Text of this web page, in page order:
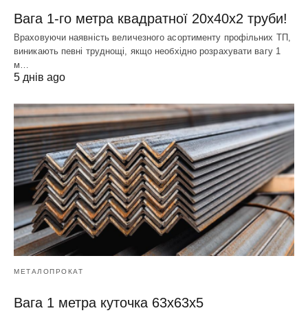
Вага 1-го метра квадратної 20х40х2 труби!
Враховуючи наявність величезного асортименту профільних ТП,
виникають певні труднощі, якщо необхідно розрахувати вагу 1
м…
5 днів ago
МЕТАЛОПРОКАТ
Вага 1 метра куточка 63х63х5